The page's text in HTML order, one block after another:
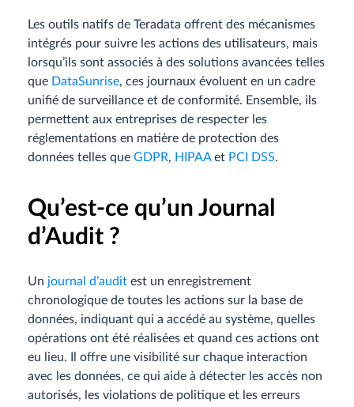
Les outils natifs de Teradata offrent des mécanismes
intégrés pour suivre les actions des utilisateurs, mais
lorsqu’ils sont associés à des solutions avancées telles
que DataSunrise, ces journaux évoluent en un cadre
unifié de surveillance et de conformité. Ensemble, ils
permettent aux entreprises de respecter les
réglementations en matière de protection des
données telles que GDPR, HIPAAet PCI DSS.
Qu’est-ce qu’un Journal
d’Audit ?
Un journal d’audit est un enregistrement
chronologique de toutes les actions sur la base de
données, indiquant qui a accédé au système, quelles
opérations ont été réalisées et quand ces actions ont
eu lieu. Il offre une visibilité sur chaque interaction
avec les données, ce qui aide à détecter les accès non
autorisés, les violations de politique et les erreurs